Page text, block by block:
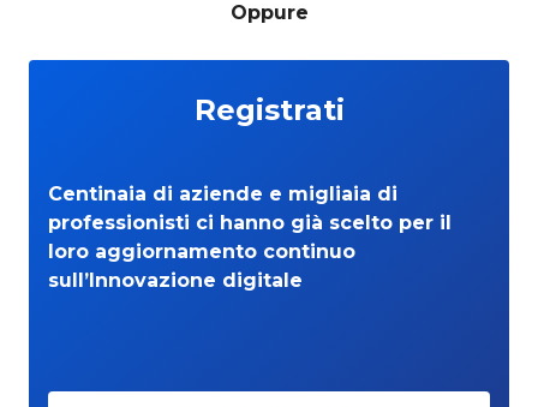
Oppure
Registrati
Centinaia di aziende e migliaia di
professionisti ci hanno già scelto per il
loro aggiornamento continuo
sull’Innovazione digitale